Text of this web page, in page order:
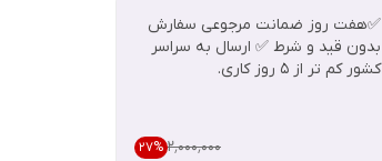
✅هفت روز ضمانت مرجوعی سفارش
بدون قید و شرط ✅ ارسال به سراسر
کشور کم تر از 5 روز کاری.
۲٬۰۰۰٬۰۰۰ 27%